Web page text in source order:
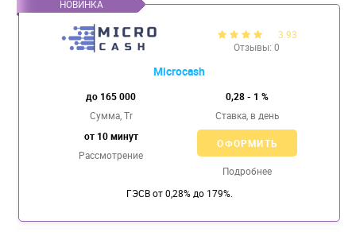
3.93
Отзывы: 0
Microcash
до 165 000
Сумма, Tr
0,28 - 1 %
Ставка, в день
от 10 минут
Рассмотрение
ОФОРМИТЬ
Подробнее
ГЭСВ от 0,28% до 179%.